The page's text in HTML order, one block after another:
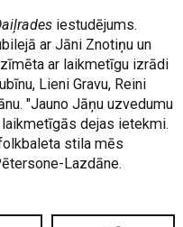
iestudējums.
ar Jāni Znotiņu un
ar laikmetīgu izrādi
Lieni Gravu, Reini
"Jauno Jāņu uzvedumu
dejas ietekmi.
stila mēs
Lazdāne.